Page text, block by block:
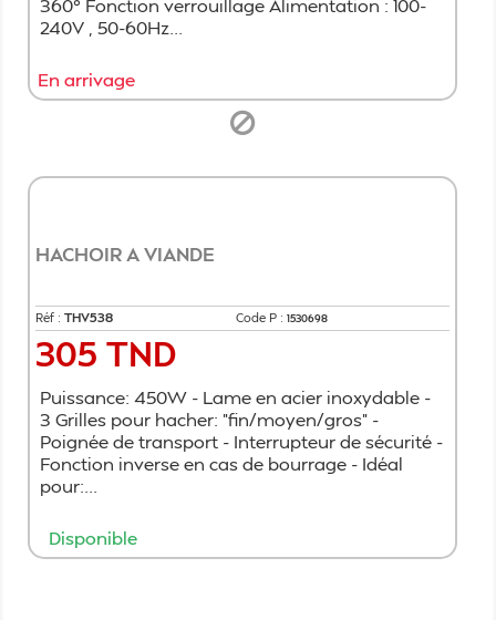
360° Fonction verrouillage Alimentation : 100-
240V , 50-60Hz...
En arrivage
HACHOIR A VIANDE
Réf : THV538 Code P : 1530698
Prix
305 TND
Puissance: 450W - Lame en acier inoxydable -
3 Grilles pour hacher: "fin/moyen/gros" -
Poignée de transport - Interrupteur de sécurité -
Fonction inverse en cas de bourrage - Idéal
pour:...
Disponible